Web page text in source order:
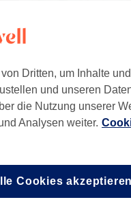
Buchungen
Dritten, um Inhalte
und unseren
die Nutzung unserer
Analysen weiter.
Cookies